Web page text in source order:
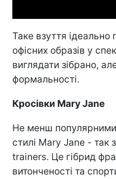
Таке взуття ідеально
офісних образів у
виглядати зібрано,
формальності.
Кросівки Mary Jane
Не менш популярними
стилі Mary Jane - так
trainers. Це гібрид
витонченості та